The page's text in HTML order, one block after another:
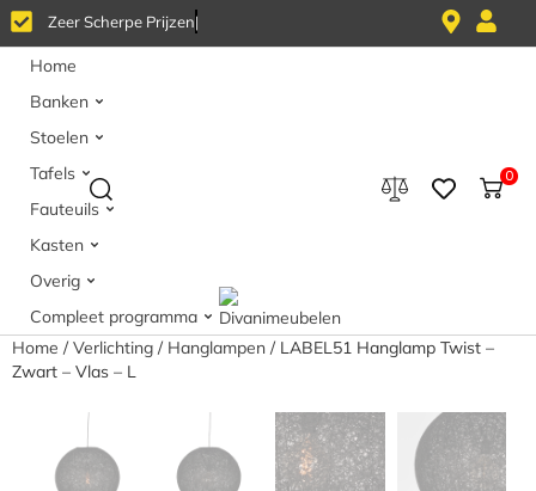
ZeerScherpe Prijzen
Home
Banken
Stoelen
Tafels
Fauteuils
Kasten
Overig
Compleet programma
0
Home /Verlichting / Hanglampen / LABEL51 Hanglamp Twist –
Zwart – Vlas – L